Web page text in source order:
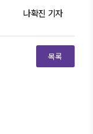
나확진 기자